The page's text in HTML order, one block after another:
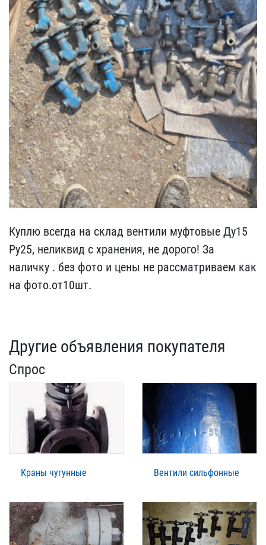
Куплю всегда на склад ве​нтили муфтовые Ду15
Ру25​, неликвид с хранения, ​не дорого! За
наличку . ​без фото и цены не рассм​атриваем как
на фото.от1​0шт.
Другие объявления покупателя
Спрос
Краны чугунные Вентили сильфонные